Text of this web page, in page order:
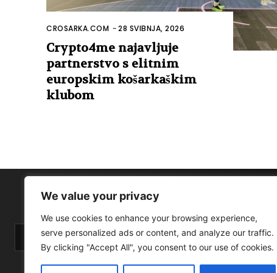
We value your privacy
We use cookies to enhance your browsing experience,
serve personalized ads or content, and analyze our traffic.
By clicking "Accept All", you consent to our use of cookies.
CROSARKA.COM -28 SVIBNJA, 2026
Crypto4me najavljuje
partnerstvo s elitnim
europskim košarkaškim
klubom